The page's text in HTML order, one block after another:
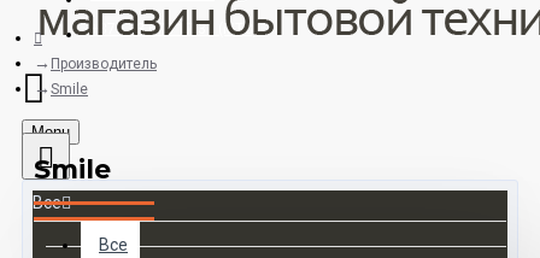
+375 33 673 17 31 (МТС)
Menu
Все
Все
Производитель
Smile
Smile